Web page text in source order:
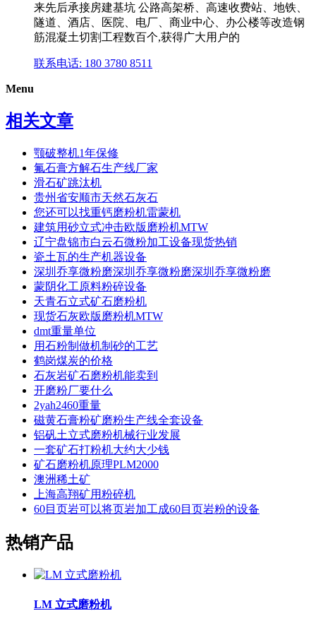
来先后承接房建基坑 公路高架桥、高速收费站、地铁、
隧道、酒店、医院、电厂、商业中心、办公楼等改造钢
筋混凝土切割工程数百个,获得广大用户的
联系电话: 180 3780 8511
Menu
相关文章
颚破整机1年保修
氟石膏方解石生产线厂家
滑石矿跳汰机
贵州省安顺市天然石灰石
您还可以找重钙磨粉机雷蒙机
建筑用砂立式冲击欧版磨粉机MTW
辽宁盘锦市白云石微粉加工设备现货热销
瓷土瓦的生产机器设备
深圳乔享微粉磨深圳乔享微粉磨深圳乔享微粉磨
蒙阴化工原料粉碎设备
天青石立式矿石磨粉机
现货石灰欧版磨粉机MTW
dmt重量单位
用石粉制做机制砂的工艺
鹤岗煤炭的价格
石灰岩矿石磨粉机能卖到
开磨粉厂要什么
2yah2460重量
磁黄石膏粉矿磨粉生产线全套设备
铝矾土立式磨粉机械行业发展
一套矿石打粉机大约大少钱
矿石磨粉机原理PLM2000
澳洲稀土矿
上海高翔矿用粉碎机
60目页岩可以将页岩加工成60目页岩粉的设备
热销产品
LM 立式磨粉机